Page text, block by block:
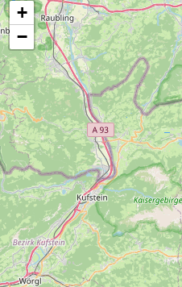
+
−